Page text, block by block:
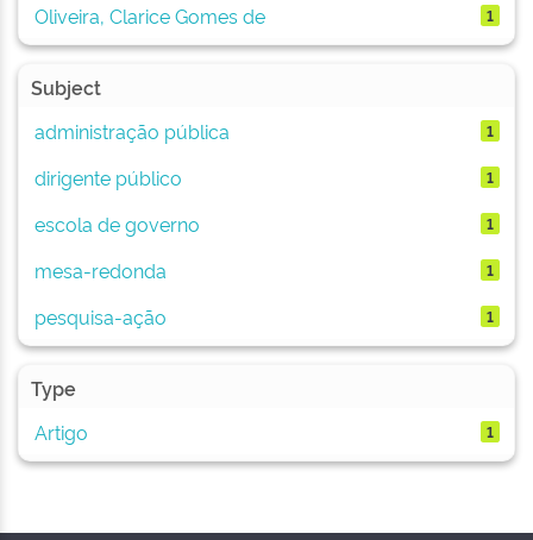
Oliveira, Clarice Gomes de
1
Subject
administração pública
1
dirigente público 1
escola de governo 1
mesa-redonda 1
pesquisa-ação 1
Type
Artigo
1